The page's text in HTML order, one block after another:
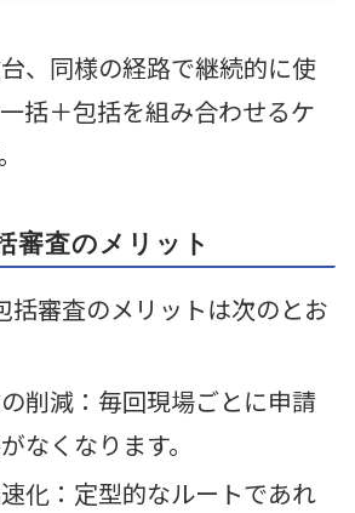
、同様の経路で継続的に使
括＋包括を組み合わせるケ
審査のメリット
括審査のメリットは次のとお
削減：毎回現場ごとに申請
なくなります。
化：定型的なルートであれ